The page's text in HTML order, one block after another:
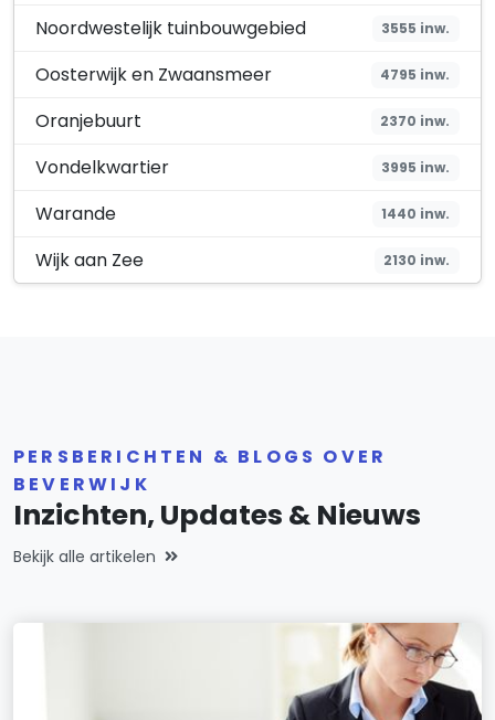
Noordwestelijk tuinbouwgebied 3555 inw.
Oosterwijk en Zwaansmeer 4795 inw.
Oranjebuurt 2370 inw.
Vondelkwartier 3995 inw.
Warande 1440 inw.
Wijk aan Zee 2130 inw.
PERSBERICHTEN & BLOGS OVER
BEVERWIJK
Inzichten, Updates & Nieuws
Bekijk alle artikelen